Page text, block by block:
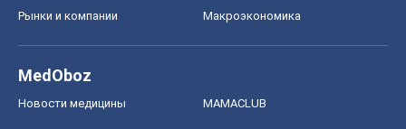
Рынки и компании Mакроэкономика
MedOboz
Новости медицины MAMACLUB